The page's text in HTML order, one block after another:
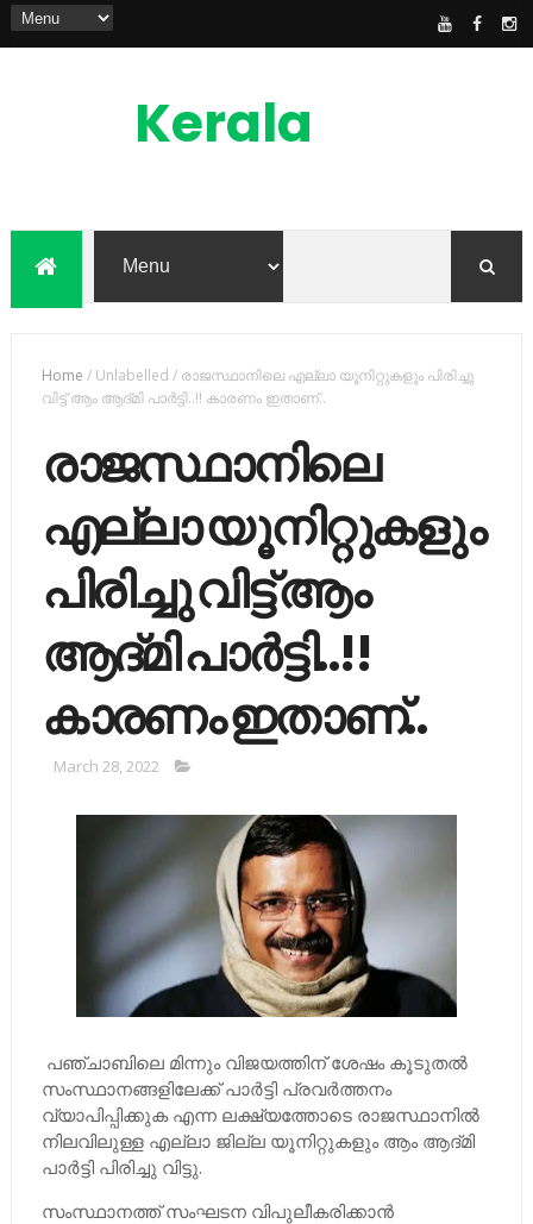
Kerala
Feed
Home /Unlabelled / രാജസ്ഥാനിലെ എല്ലാ യൂനിറ്റുകളും പിരിച്ചു
വിട്ട് ആം ആദ്മി പാര്‍ട്ടി..!! കാരണം ഇതാണ്..
രാജസ്ഥാനിലെ
എല്ലാ യൂനിറ്റുകളും
പിരിച്ചു വിട്ട് ആം
ആദ്മി പാര്‍ട്ടി..!!
കാരണം ഇതാണ്..
March 28, 2022
പഞ്ചാബിലെ മിന്നും വിജയത്തിന് ശേഷം കൂടുതല്‍
സംസ്ഥാനങ്ങളിലേക്ക് പാര്‍ട്ടി പ്രവര്‍ത്തനം
വ്യാപിപ്പിക്കുക എന്ന ലക്ഷ്യത്തോടെ രാജസ്ഥാനില്‍
നിലവിലുള്ള എല്ലാ ജില്ല യൂനിറ്റുകളും ആം ആദ്മി
പാര്‍ട്ടി പിരിച്ചു വിട്ടു.
സംസ്ഥാനത്ത് സംഘടന വിപുലീകരിക്കാന്‍